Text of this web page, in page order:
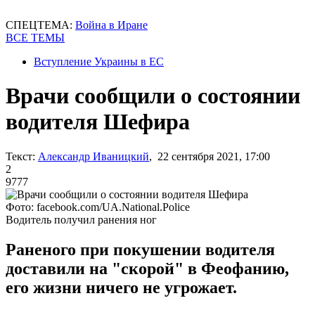
СПЕЦТЕМА: Война в Иране
ВСЕ ТЕМЫ
Вступление Украины в ЕС
Врачи сообщили о состоянии
водителя Шефира
Текст: Александр Иваницкий, 22 сентября 2021, 17:00
2
9777
Фото: facebook.com/UA.National.Police
Водитель получил ранения ног
Раненого при покушении водителя
доставили на "скорой" в Феофанию,
его жизни ничего не угрожает.